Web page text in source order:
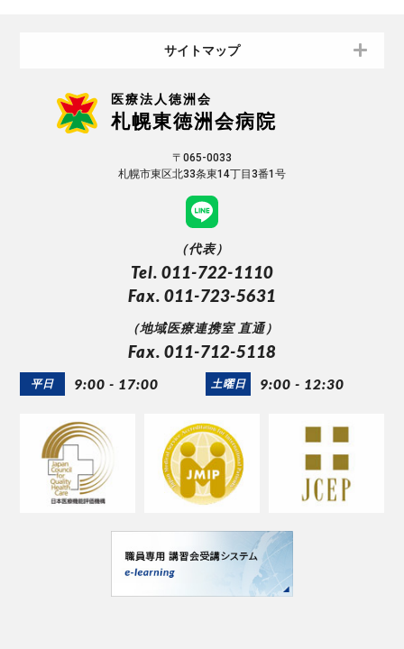
サイトマップ
医療法人徳洲会
札幌東徳洲会病院
〒065-0033
札幌市東区北33条東14丁目3番1号
（代表）
Tel. 011-722-1110
Fax. 011-723-5631
（地域医療連携室 直通）
Fax. 011-712-5118
平日 9:00 - 17:00 土曜日 9:00 - 12:30